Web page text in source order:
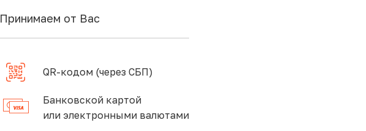
Принимаем от Вас
QR-кодом (через СБП)
Банковской картой
или электронными валютами